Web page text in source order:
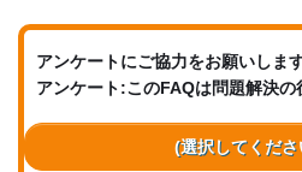
アンケートにご協力をお願いします
アンケート:このFAQは問題解決
(選択してくださ